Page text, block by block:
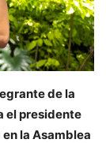
de la
el presidente
la Asamblea